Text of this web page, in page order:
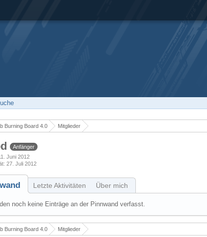
Burning Board 4.0 Mitglieder
Anfänger
Juni 2012
27. Juli 2012
Letzte Aktivitäten Über mich
noch keine Einträge an der Pinnwand verfasst.
Burning Board 4.0 Mitglieder